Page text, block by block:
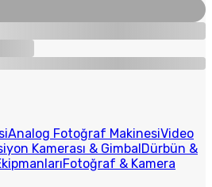
Analog Fotoğraf MakinesiVideo
Kamerası & GimbalDürbün &
Fotoğraf & Kamera